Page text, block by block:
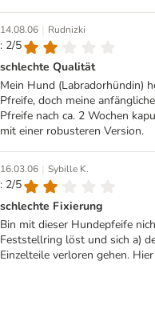
14.08.06 | Rudnizki
: 2/5
schlechte Qualität
Mein Hund (Labradorhündin)
Pfreife, doch meine
Pfreife nach ca. 2 Wochen
mit einer robusteren Version.
16.03.06 | Sybille K.
: 2/5
schlechte Fixierung
Bin mit dieser Hundepfeife
Feststellring löst und sich a)
Einzelteile verloren gehen.